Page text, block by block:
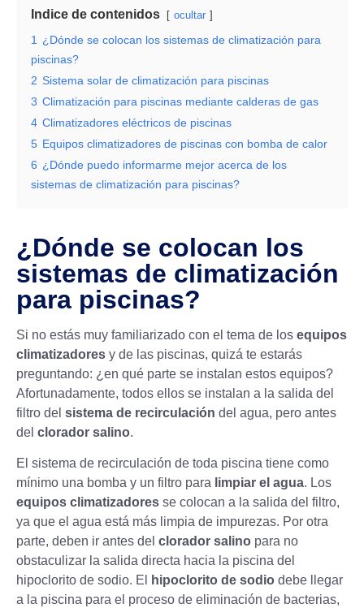
Indice de contenidos ocultar
1
¿Dónde se colocan los sistemas de climatización para
piscinas?
2 Sistema solar de climatización para piscinas
3 Climatización para piscinas mediante calderas de gas
4 Climatizadores eléctricos de piscinas
5 Equipos climatizadores de piscinas con bomba de calor
6 ¿Dónde puedo informarme mejor acerca de los
sistemas de climatización para piscinas?
¿Dónde se colocan los
sistemas de climatización
para piscinas?
Si no estás muy familiarizado con el tema de los equipos
climatizadores y de las piscinas, quizá te estarás
preguntando: ¿en qué parte se instalan estos equipos?
Afortunadamente, todos ellos se instalan a la salida del
filtro del sistema de recirculación del agua, pero antes
del clorador salino.
El sistema de recirculación de toda piscina tiene como
mínimo una bomba y un filtro para limpiar el agua. Los
equipos climatizadores se colocan a la salida del filtro,
ya que el agua está más limpia de impurezas. Por otra
parte, deben ir antes del clorador salino para no
obstaculizar la salida directa hacia la piscina del
hipoclorito de sodio. El
hipoclorito de sodio debe llegar
a la piscina para el proceso de eliminación de bacterias,